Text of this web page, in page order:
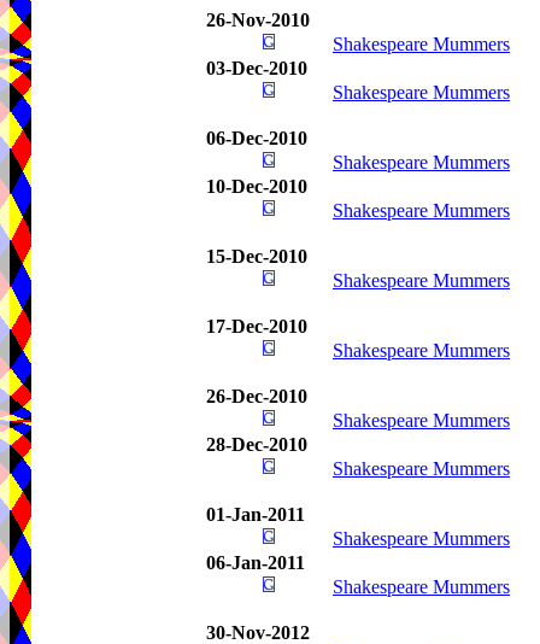
26-Nov-2010
Shakespeare Mummers
03-Dec-2010
Shakespeare Mummers
06-Dec-2010
Shakespeare Mummers
10-Dec-2010
Shakespeare Mummers
15-Dec-2010
Shakespeare Mummers
17-Dec-2010
Shakespeare Mummers
26-Dec-2010
Shakespeare Mummers
28-Dec-2010
Shakespeare Mummers
01-Jan-2011
Shakespeare Mummers
06-Jan-2011
Shakespeare Mummers
30-Nov-2012